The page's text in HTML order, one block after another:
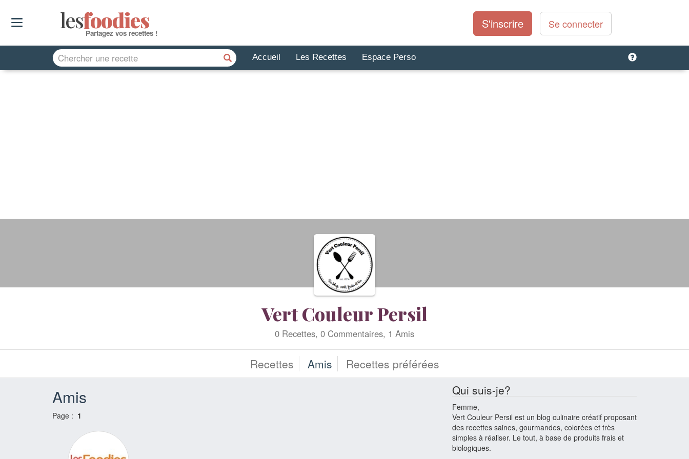
lesfoodies
Partagez vos recettes !
S'inscrire Se connecter
Accueil Les Recettes Espace Perso
Vert Couleur Persil
0 Recettes, 0 Commentaires, 1 Amis
Recettes Amis Recettes préférées
Amis
Page : 1
Qui suis-je?
Femme,
Vert Couleur Persil est un blog culinaire créatif proposant
des recettes saines, gourmandes, colorées et très
simples à réaliser. Le tout, à base de produits frais et
biologiques.